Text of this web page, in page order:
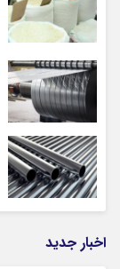
اخبار جدید